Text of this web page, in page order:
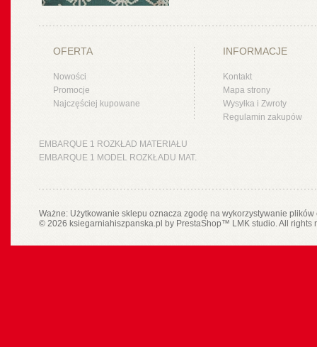
OFERTA
Nowości
Promocje
Najczęściej kupowane
INFORMACJE
Kontakt
Mapa strony
Wysyłka i Zwroty
Regulamin zakupów
EMBARQUE 1 ROZKŁAD MATERIAŁU
EMBARQUE 1 MODEL ROZKŁADU MAT.
Ważne: Użytkowanie sklepu oznacza zgodę na wykorzystywanie
© 2026 ksiegarniahiszpanska.pl by PrestaShop™ LMK studio. All rights